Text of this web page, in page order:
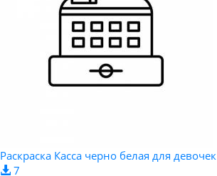
Раскраска Касса черно белая для девочек
7